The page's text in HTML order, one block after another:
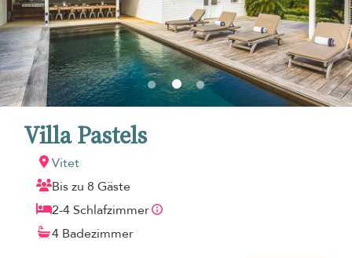
Villa Pastels
Vitet
Bis zu 8 Gäste
2-4 Schlafzimmer
4 Badezimmer